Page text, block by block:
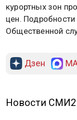
курортных зон
цен.
Общественной
Дзен
Новости СМИ2